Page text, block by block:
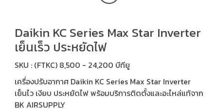
Daikin KC Series Max Star Inverter
เย็นเร็ว ประหยัดไฟ
SKU : (FTKC) 8,500 - 24,200 บีทียู
เครื่องปรับอากาศ Daikin KC Series Max Star Inverter
เย็นไว เงียบ ประหยัดไฟ พร้อมบริการติดตั้งและอะไหล่แท้จาก
BK AIRSUPPLY